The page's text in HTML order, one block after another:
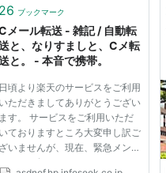
に流動化する可能性もある。番号
26 ブックマーク
メール転送 - 雑記 / 自動転
と、なりすましと、Cメ転
と。 - 本音で携帯。
日頃より楽天のサービスをご利用
いただきましてありがとうござい
ます。 サービスをご利用いただ
いておりますところ大変申し訳ご
ざいませんが、現在、緊急メンテ
ナンスを行わせていただいており